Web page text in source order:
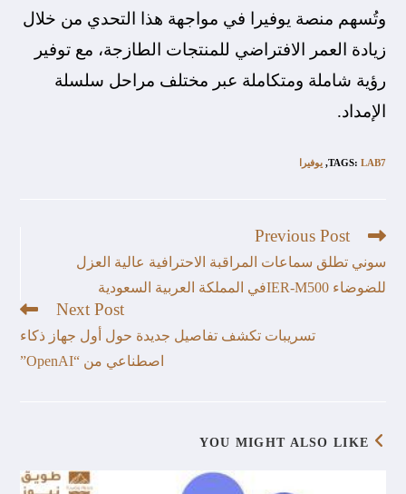
وتُسهم منصة يوفيرا في مواجهة هذا التحدي من خلال
زيادة العمر الافتراضي للمنتجات الطازجة، مع توفير
رؤية شاملة ومتكاملة عبر مختلف مراحل سلسلة
الإمداد.
TAGS: LAB7
, يوفيرا
Previous Post
سوني تطلق سماعات المراقبة الاحترافية عالية العزل
للضوضاء IER-M500في المملكة العربية السعودية
Next Post
تسريبات تكشف تفاصيل جديدة حول أول جهاز ذكاء
اصطناعي من “OpenAI”
YOU MIGHT ALSO LIKE